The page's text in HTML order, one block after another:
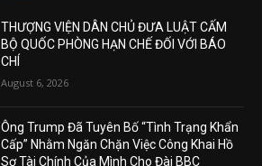
THƯỢNG VIỆN DÂN CHỦ ĐƯA LUẬT CẤM
BỘ QUỐC PHÒNG HẠN CHẾ ĐỐI VỚI BÁO
CHÍ
August 6, 2026
Ông Trump Đã Tuyên Bố “Tình Trạng Khẩn
Cấp” Nhằm Ngăn Chặn Việc Công Khai Hồ
Sơ Tài Chính Của Mình Cho Đài BBC